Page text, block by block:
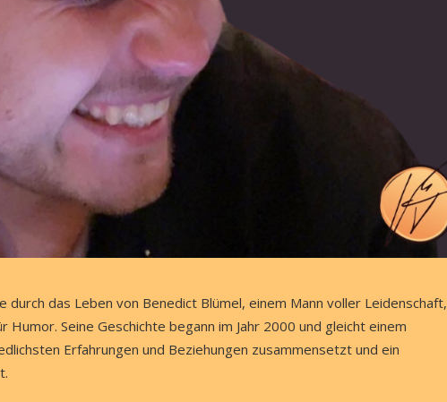
das Leben von Benedict Blümel, einem Mann voller Leidenschaft,
Humor. Seine Geschichte begann im Jahr 2000 und gleicht einem
Erfahrungen und Beziehungen zusammensetzt und ein